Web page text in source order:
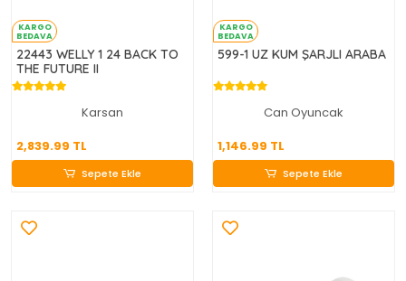
KARGO
BEDAVA
22443 WELLY 1 24 BACK TO
THE FUTURE II
Karsan
2,839.99 TL
2,839.99 TL
Sepete Ekle
Sepete Ekle
KARGO
BEDAVA
599-1 UZ KUM ŞARJLI ARABA
Can Oyuncak
1,146.99 TL
1,146.99 TL
Sepete Ekle
Sepete Ekle